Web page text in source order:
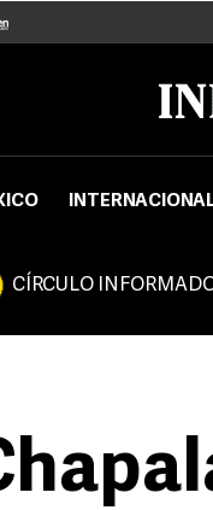
CÍRCULO